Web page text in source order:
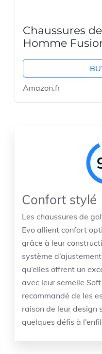
Chaussures
Homme
Amazon.fr
Confort stylé
Les chaussures de
Evo allient confort
grâce à leur
système
qu’elles offrent un
avec leur semelle
recommandé de les
raison de leur design
quelques défis à